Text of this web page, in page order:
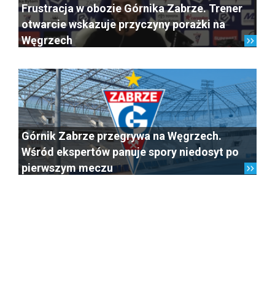
Frustracja w obozie Górnika Zabrze. Trener
otwarcie wskazuje przyczyny porażki na
Węgrzech
Górnik Zabrze przegrywa na Węgrzech.
Wśród ekspertów panuje spory niedosyt po
pierwszym meczu